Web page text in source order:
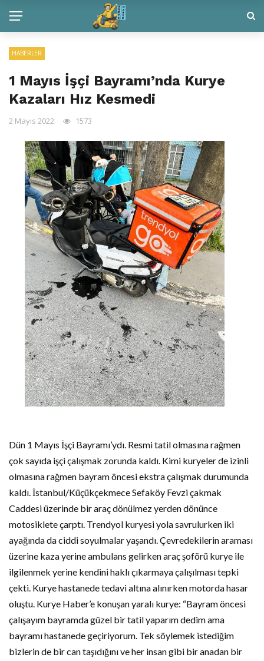
HABERLER
1 Mayıs İşçi Bayramı’nda Kurye
Kazaları Hız Kesmedi
2 Mayıs 2022 1573
Dün 1 Mayıs İşçi Bayramı’ydı. Resmi tatil olmasına rağmen
çok sayıda işçi çalışmak zorunda kaldı. Kimi kuryeler de izinli
olmasına rağmen bayram öncesi ekstra çalışmak durumunda
kaldı. İstanbul/Küçükçekmece Sefaköy Fevzi çakmak
Caddesi üzerinde bir araç dönülmez yerden dönünce
motosiklete çarptı. Trendyol kuryesi yola savrulurken iki
ayağında da ciddi soyulmalar yaşandı. Çevredekilerin araması
üzerine kaza yerine ambulans gelirken araç şoförü kurye ile
ilgilenmek yerine kendini haklı çıkarmaya çalışılması tepki
çekti. Kurye hastanede tedavi altına alınırken motorda hasar
oluştu. Kurye Haber’e konuşan yaralı kurye: “Bayram öncesi
çalışayım bayramda güzel bir tatil yaparım dedim ama
bayramı hastanede geçiriyorum. Tek söylemek istediğim
bizlerin de bir can taşıdığını ve her insan gibi bir anadan bir